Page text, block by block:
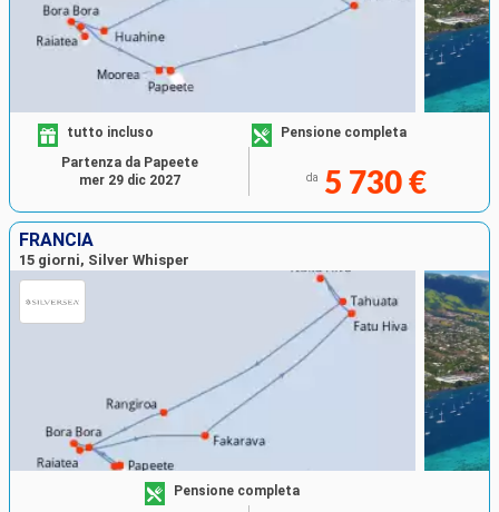
tutto incluso Pensione completa
da 5 730 €
Partenza da Papeete
mer 29 dic 2027
FRANCIA
15 giorni, Silver Whisper
Pensione completa